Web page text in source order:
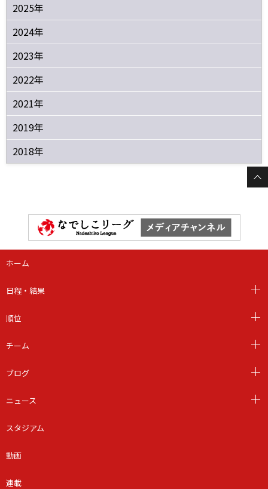
2025年
2024年
2023年
2022年
2021年
2019年
2018年
ホーム
日程・結果
順位
チーム
ブログ
ニュース
スタジアム
動画
連載